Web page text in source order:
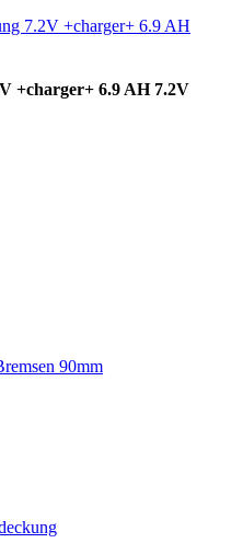
+charger+ 6.9 AH 7.2V